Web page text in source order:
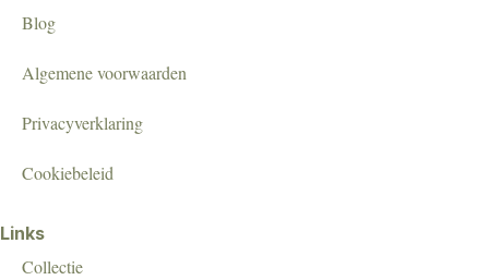
Blog
Algemene voorwaarden
Privacyverklaring
Cookiebeleid
Links
Collectie